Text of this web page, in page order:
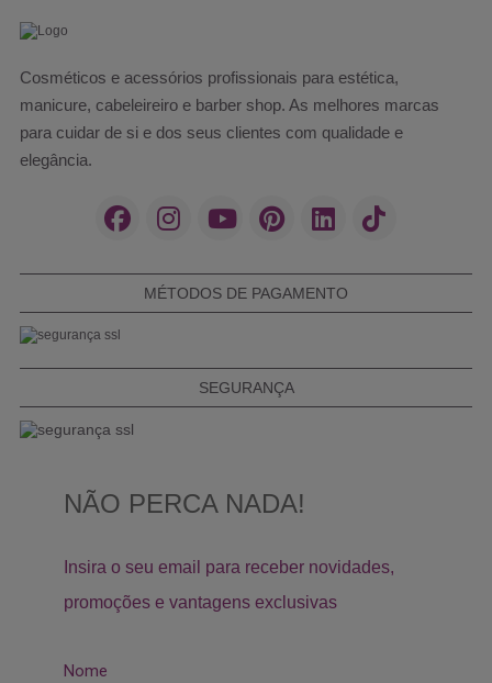
Cosméticos e acessórios profissionais para estética,
manicure, cabeleireiro e barber shop. As melhores marcas
para cuidar de si e dos seus clientes com qualidade e
elegância.
MÉTODOS DE PAGAMENTO
SEGURANÇA